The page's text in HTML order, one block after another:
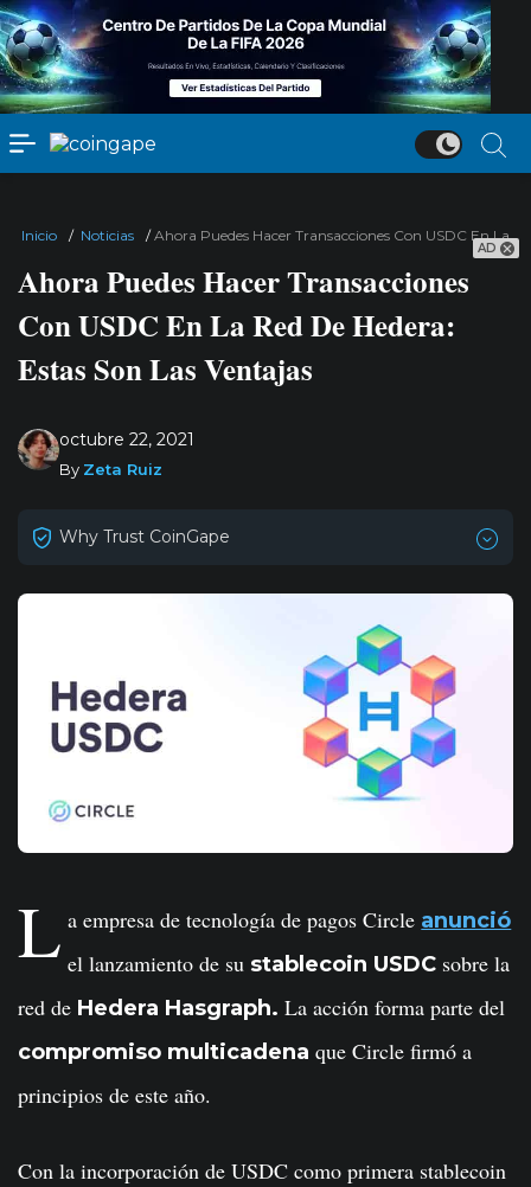
AD
Inicio / Noticias /Ahora Puedes Hacer Transacciones Con USDC En La
Ahora Puedes Hacer Transacciones
Con USDC En La Red De Hedera:
Estas Son Las Ventajas
octubre 22, 2021
By Zeta Ruiz
Why Trust CoinGape
L a empresa de tecnología de pagos Circle anunció
el lanzamiento de su stablecoin USDC sobre la
red de Hedera Hasgraph. La acción forma parte del
compromiso multicadena que Circle firmó a
principios de este año.
Con la incorporación de USDC como primera stablecoin